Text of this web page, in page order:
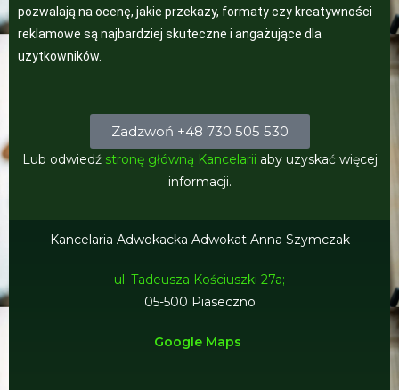
pozwalają na ocenę, jakie przekazy, formaty czy kreatywności
reklamowe są najbardziej skuteczne i angażujące dla
użytkowników.
Zadzwoń +48 730 505 530
Lub odwiedźstronę główną Kancelarii aby uzyskać więcej
informacji.
Kancelaria Adwokacka Adwokat Anna Szymczak
ul. Tadeusza Kościuszki 27a;
05-500 Piaseczno
Google Maps